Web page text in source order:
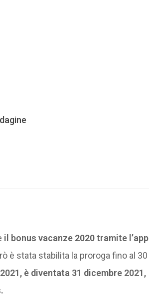
il bonus vacanze 2020 tramite l’app
è stata stabilita la proroga fino al 30
è diventata 31 dicembre 2021,